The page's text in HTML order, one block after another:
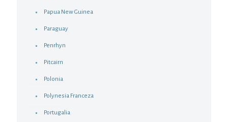
Papua New Guinea
Paraguay
Penrhyn
Pitcairn
Polonia
Polynesia Franceza
Portugalia